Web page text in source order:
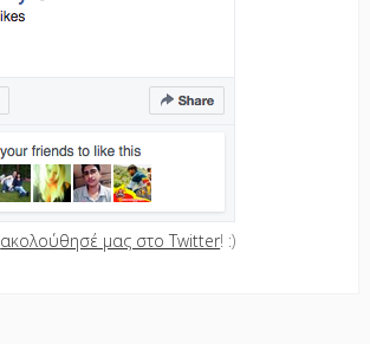
ακολούθησέ μας στο Twitter! :)